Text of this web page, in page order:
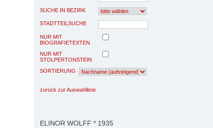
SUCHE IN BEZIRK
STADTTEILSUCHE
NUR MIT
BIOGRAFIETEXTEN
NUR MIT
STOLPERTONSTEIN
SORTIERUNG
zurück zur Auswahlliste
ELINOR WOLFF * 1935